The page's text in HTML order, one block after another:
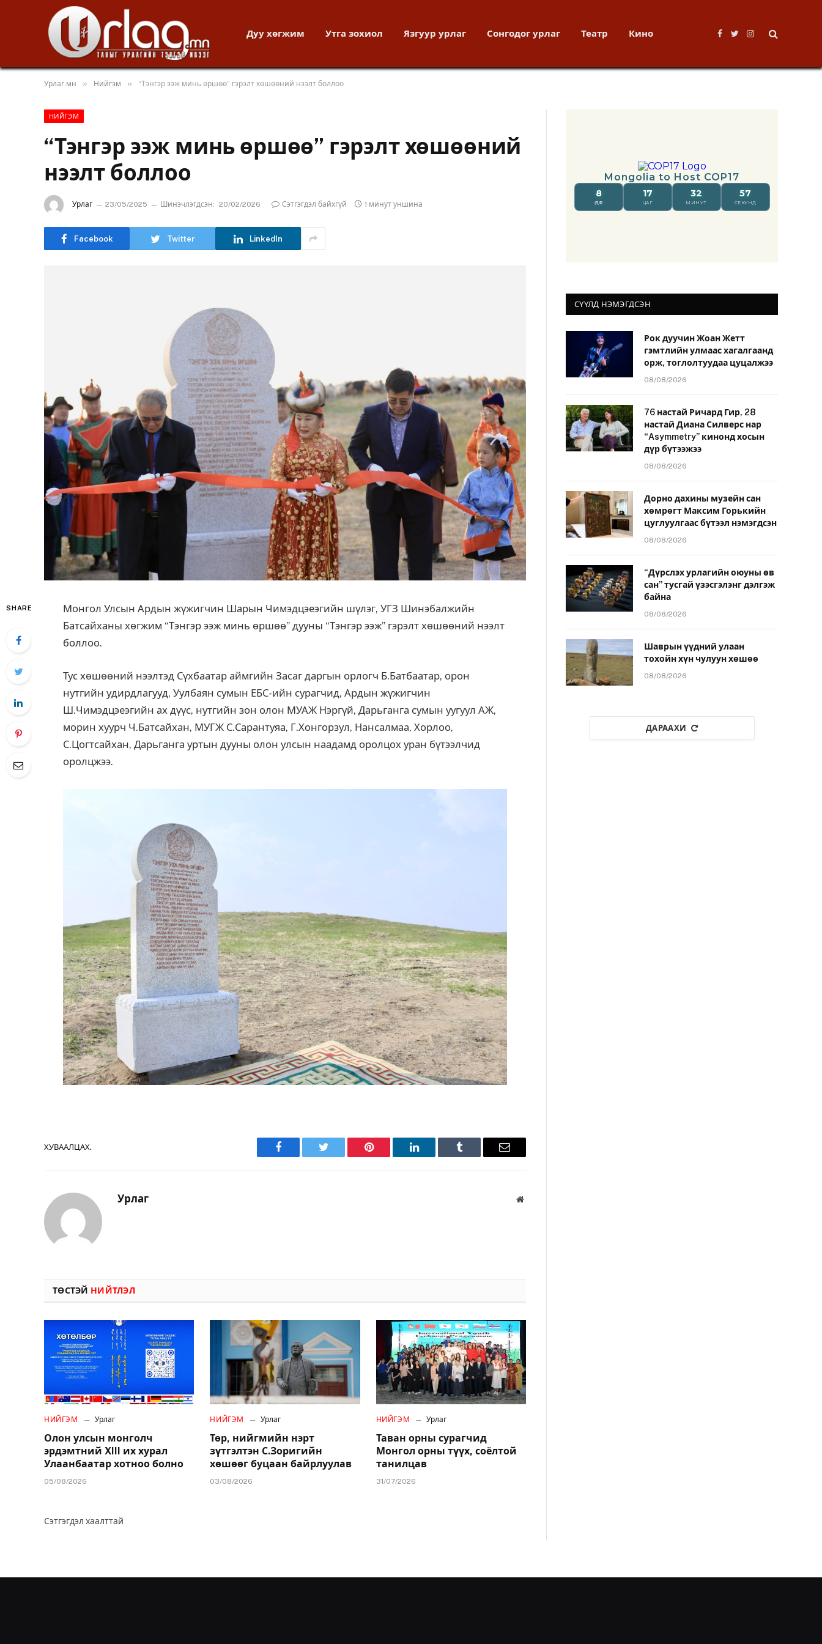
Дуу хөгжим Утга зохиол Язгуур урлаг Сонгодог урлаг Театр Кино
Facebook
TwitterInstagram
Урлаг.мн » Нийгэм » “Тэнгэр ээж минь өршөө” гэрэлт хөшөөний нээлт боллоо
НИЙГЭМ
“Тэнгэр ээж минь өршөө” гэрэлт хөшөөний
нээлт боллоо
Урлаг 23/05/2025 Шинэчлэгдсэн: 20/02/2026 Сэтгэгдэл байхгүй 1 минут уншина
Facebook Twitter LinkedIn
SHARE
Монгол Улсын Ардын жүжигчин Шарын Чимэдцэеэгийн шүлэг, УГЗ Шинэбалжийн
Батсайханы хөгжим “Тэнгэр ээж минь өршөө” дууны “Тэнгэр ээж” гэрэлт хөшөөний нээлт
боллоо.
Тус хөшөөний нээлтэд Сүхбаатар аймгийн Засаг даргын орлогч Б.Батбаатар, орон
нутгийн удирдлагууд, Уулбаян сумын ЕБС-ийн сурагчид, Ардын жүжигчин
Ш.Чимэдцэеэгийн ах дүүс, нутгийн зон олон МУАЖ Нэргүй, Дарьганга сумын уугуул АЖ,
морин хуурч Ч.Батсайхан, МУГЖ С.Сарантуяа, Г.Хонгорзул, Нансалмаа, Хорлоо,
С.Цогтсайхан, Дарьганга уртын дууны олон улсын наадамд оролцох уран бүтээлчид
оролцжээ.
ХУВААЛЦАХ.
Facebook Twitter Pinterest LinkedIn Tumblr Имэйл
Урлаг Вэбсайт
ТӨСТЭЙ НИЙТЛЭЛ
НИЙГЭМ Урлаг
Олон улсын монголч
эрдэмтний XIII их хурал
Улаанбаатар хотноо болно
05/08/2026
НИЙГЭМ Урлаг
Төр, нийгмийн нэрт
зүтгэлтэн С.Зоригийн
хөшөөг буцаан байрлуулав
03/08/2026
НИЙГЭМ Урлаг
Таван орны сурагчид
Монгол орны түүх, соёлтой
танилцав
31/07/2026
Сэтгэгдэл хаалттай
СҮҮЛД НЭМЭГДСЭН
Рок дуучин Жоан Жетт
гэмтлийн улмаас хагалгаанд
орж, тоглолтуудаа цуцалжээ
08/08/2026
76 настай Ричард Гир, 28
настай Диана Силверс нар
“Asymmetry” кинонд хосын
дүр бүтээжээ
08/08/2026
Дорно дахины музейн сан
хөмрөгт Максим Горькийн
цуглуулгаас бүтээл нэмэгдсэн
08/08/2026
“Дүрслэх урлагийн оюуны өв
сан” тусгай үзэсгэлэнг дэлгэж
байна
08/08/2026
Шаврын үүдний улаан
тохойн хүн чулуун хөшөө
08/08/2026
ДАРААХИ